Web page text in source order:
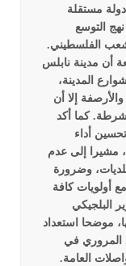
مستقلة
في نهج التوسع
الفلسطيني.
أن مدينة نابلس
المدينة،
إلا أن
كما أكد
أداء
مشيرا إلى عدم
وضرورة
أولويات كافة
البلجيكي
موضحا استعداد
المروري في
العامة.